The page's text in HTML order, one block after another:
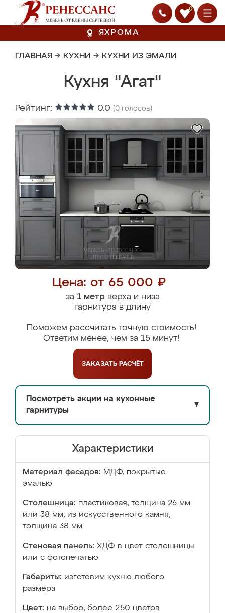
0
ЯХРОМА
ГЛАВНАЯ → КУХНИ → КУХНИ ИЗ ЭМАЛИ
Кухня "Агат"
Рейтинг: 0.0 (0 голосов)
Цена: от 65 000 ₽
за 1 метрверха и низа
гарнитура в длину
Поможем рассчитать точную стоимость!
Ответим менее, чем за 15 минут!
ЗАКАЗАТЬ РАСЧЁТ
Посмотреть акции на кухонные
гарнитуры
▼
Характеристики
Материал фасадов: МДФ, покрытые
эмалью
Столешница: пластиковая, толщина 26 мм
или 38 мм; из искусственного камня,
толщина 38 мм
Стеновая панель: ХДФ в цвет столешницы
или с фотопечатью
Габариты: изготовим кухню любого
размера
Цвет: на выбор, более 250 цветов